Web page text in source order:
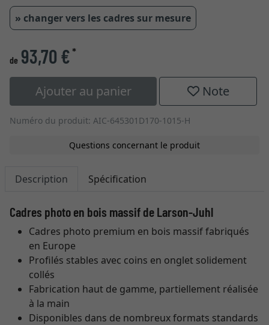
» changer vers les cadres sur mesure
de 93,70 €*
Ajouter au panier Note
Numéro du produit: AIC-645301D170-1015-H
Questions concernant le produit
Description Spécification
Cadres photo en bois massif de Larson-Juhl
Cadres photo premium en bois massif fabriqués
en Europe
Profilés stables avec coins en onglet solidement
collés
Fabrication haut de gamme, partiellement réalisée
à la main
Disponibles dans de nombreux formats standards